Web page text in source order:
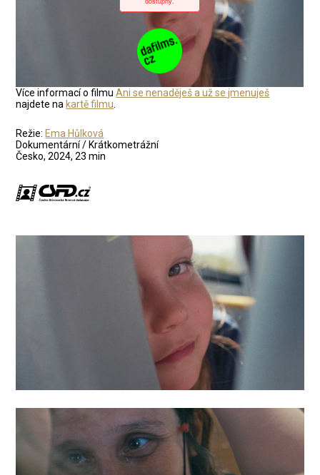
Více informací o filmuAni se nenaděješ a už se jmenuješ
najdete na kartě filmu
Režie: Ema Hůlková
Dokumentární / Krátkometrážní
Česko, 2024, 23 min